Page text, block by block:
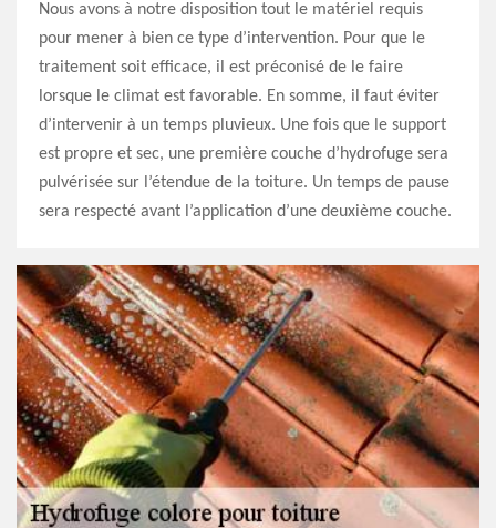
Nous avons à notre disposition tout le matériel requis
pour mener à bien ce type d’intervention. Pour que le
traitement soit efficace, il est préconisé de le faire
lorsque le climat est favorable. En somme, il faut éviter
d’intervenir à un temps pluvieux. Une fois que le support
est propre et sec, une première couche d’hydrofuge sera
pulvérisée sur l’étendue de la toiture. Un temps de pause
sera respecté avant l’application d’une deuxième couche.